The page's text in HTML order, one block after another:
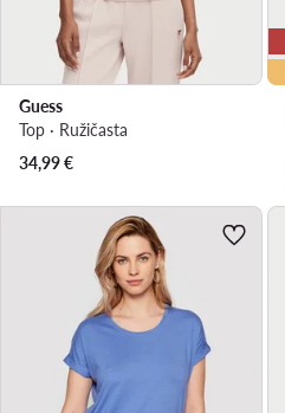
Guess
Top · Ružičasta
34,99€